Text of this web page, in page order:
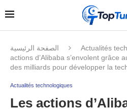
الصفحة الرئيسية Actualités
actions d’Alibaba s’envolent grâce
des milliards pour développer la
Actualités technologiques
Les actions